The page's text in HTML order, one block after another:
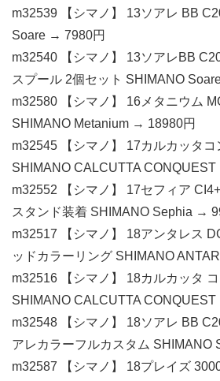
m32539 【シマノ】 13ソアレ BB
Soare → 7980円
m32540 【シマノ】 13ソアレBB
スプール 2個セット SHIMANO
m32580 【シマノ】 16メタニウム
SHIMANO Metanium → 18980円
m32545 【シマノ】 17カルカッタ
SHIMANO CALCUTTA
m32552 【シマノ】 17セフィア
スタンド装着 SHIMANO Sephia →
m32517 【シマノ】 18アンタレス
ッドカラーリング SHIMANO
m32516 【シマノ】 18カルカッタ
SHIMANO CALCUTTA
m32548 【シマノ】 18ソアレ BB
アレカラーフルカスタム SHIMANO
m32587 【シマノ】 18プレイズ